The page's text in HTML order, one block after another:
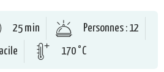
25 min
Personnes : 12
170 °C